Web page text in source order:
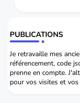
PUBLICATIONS
Je retravaille mes
référencement, code
prenne en compte.
pour vos visites et